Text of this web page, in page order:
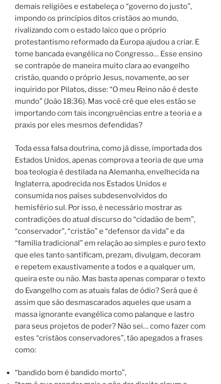
demais religiões e estabeleça o “governo do justo”,
impondo os princípios ditos cristãos ao mundo,
rivalizando com o estado laico que o próprio
protestantismo reformado da Europa ajudou a criar. E
tome bancada evangélica no Congresso… Esse ensino
se contrapõe de maneira muito clara ao evangelho
cristão, quando o próprio Jesus, novamente, ao ser
inquirido por Pilatos, disse: “O meu Reino não é deste
mundo” (João 18:36). Mas você crê que eles estão se
importando com tais incongruências entre a teoria e a
praxis por eles mesmos defendidas?
Toda essa falsa doutrina, como já disse, importada dos
Estados Unidos, apenas comprova a teoria de que uma
boa teologia é destilada na Alemanha, envelhecida na
Inglaterra, apodrecida nos Estados Unidos e
consumida nos países subdesenvolvidos do
hemisfério sul. Por isso, é necessário mostrar as
contradições do atual discurso do “cidadão de bem”,
“conservador”, “cristão” e “defensor da vida” e da
“família tradicional” em relação ao simples e puro texto
que eles tanto santificam, prezam, divulgam, decoram
e repetem exaustivamente a todos e a qualquer um,
queira este ou não. Mas basta apenas comparar o texto
do Evangelho com as atuais falas de ódio? Será que é
assim que são desmascarados aqueles que usam a
massa ignorante evangélica como palanque e lastro
para seus projetos de poder? Não sei… como fazer com
estes “cristãos conservadores”, tão apegados a frases
como:
“bandido bom é bandido morto”,